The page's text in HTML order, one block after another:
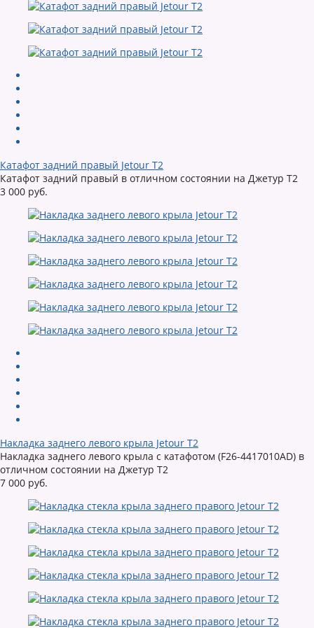
Катафот задний правый Jetour T2
Катафот задний правый в отличном состоянии на Джетур Т2
3 000 руб.
Накладка заднего левого крыла Jetour T2
Накладка заднего левого крыла с катафотом (F26-4417010AD) в
отличном состоянии на Джетур Т2
7 000 руб.